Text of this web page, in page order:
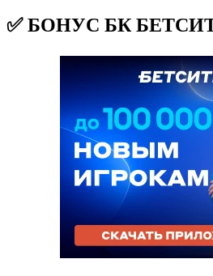
✅ БОНУС БК